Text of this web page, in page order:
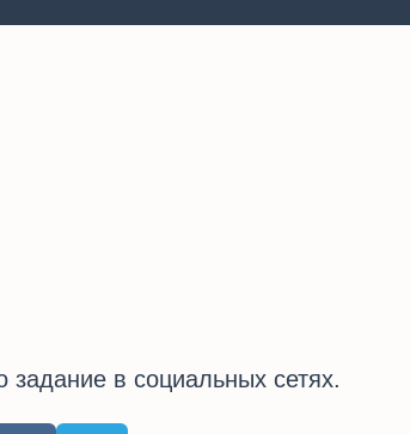
задание в социальных сетях.